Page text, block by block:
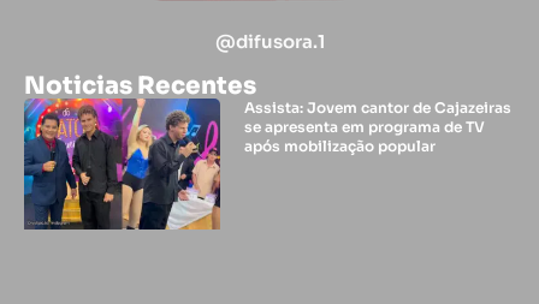
@difusora.1
Noticias Recentes
Assista: Jovem cantor de Cajazeiras
se apresenta em programa de TV
após mobilização popular